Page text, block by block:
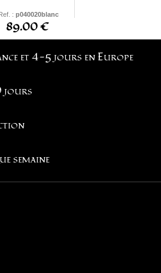
: p040020blanc
-L- XL - XXL - XXL
- XXXL -
89.00 €
et 4-5 jours en Europe
jours
semaine